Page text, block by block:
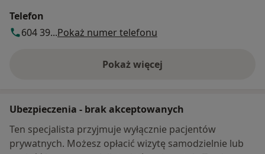
Telefon
604 39...Pokaż numer telefonu
Pokaż więcej
o adresie
Ubezpieczenia - brak akceptowanych
Ten specjalista przyjmuje wyłącznie pacjentów
prywatnych. Możesz opłacić wizytę samodzielnie lub